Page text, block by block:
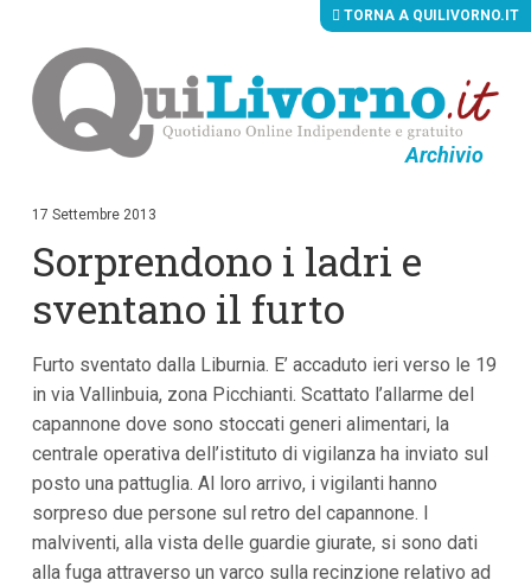
Archivio
i
i
c
n
n
u
i
p
i
n
i
p
TORNA A QUILIVORNO.IT
17 Settembre 2013
Sorprendono i ladri e
sventano il furto
Furto sventato dalla Liburnia. E’ accaduto ieri verso le 19
in via Vallinbuia, zona Picchianti. Scattato l’allarme del
capannone dove sono stoccati generi alimentari, la
centrale operativa dell’istituto di vigilanza ha inviato sul
posto una pattuglia. Al loro arrivo, i vigilanti hanno
sorpreso due persone sul retro del capannone. I
malviventi, alla vista delle guardie giurate, si sono dati
alla fuga attraverso un varco sulla recinzione relativo ad